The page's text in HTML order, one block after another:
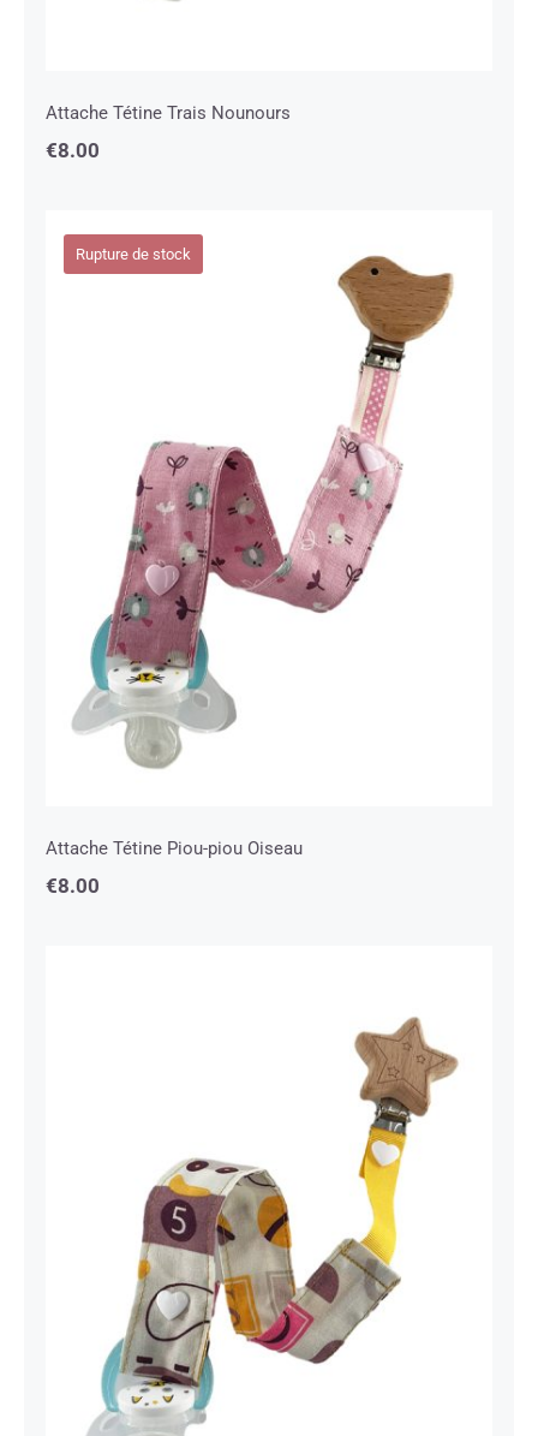
Attache Tétine Trais Nounours
€8.00
Rupture de stock
Attache Tétine Piou-piou Oiseau
Attache Tétine Piou-piou Oiseau
€8.00
Attache Tétine Jouet Étoile